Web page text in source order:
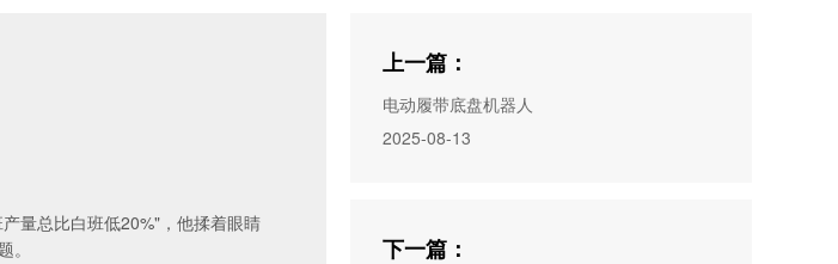
量总比白班低20%"，他揉着眼睛
上一篇：
电动履带底盘机器人
2025-08-13
下一篇：